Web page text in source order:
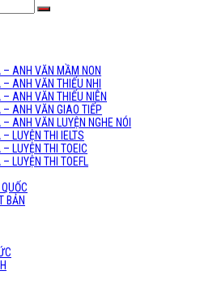
ANH VĂN MẦM NON
ANH VĂN THIẾU NHI
ANH VĂN THIẾU NIÊN
ANH VĂN GIAO TIẾP
ANH VĂN LUYỆN NGHE NÓI
LUYỆN THI IELTS
LUYỆN THI TOEIC
LUYỆN THI TOEFL
BẢN